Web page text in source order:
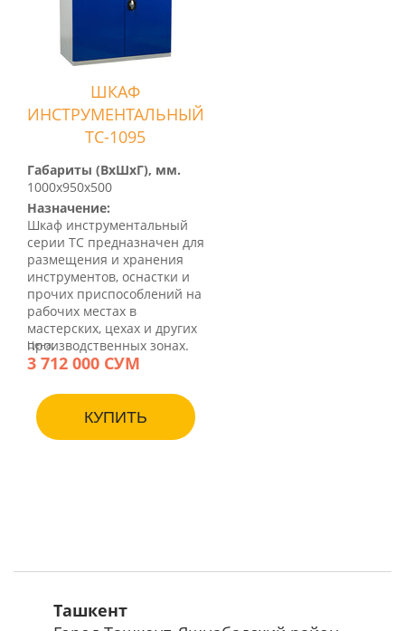
ШКАФ
ИНСТРУМЕНТАЛЬНЫЙ
TC-1095
Габариты (ВхШхГ), мм.
1000х950х500
Назначение:
Шкаф инструментальный
серии ТС предназначен для
размещения и хранения
инструментов, оснастки и
прочих приспособлений на
рабочих местах в
мастерских, цехах и других
производственных зонах.
Цена:
3 712 000 СУМ
КУПИТЬ
Ташкент